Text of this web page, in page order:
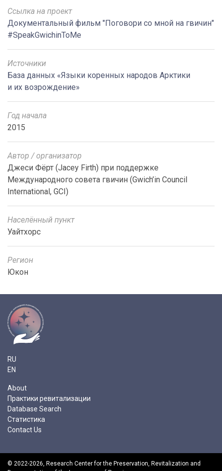
Ссылка на проект
Документальный фильм "Поговори со мной на гвичин"
#SpeakGwichinToMe
Источники
База данных «Языки коренных народов Арктики
и их возрождение»
Год начала
2015
Автор / организатор
Джеси Фёрт (Jacey Firth) при поддержке
Международного совета гвичин (Gwich’in Council
International, GCI)
Населённый пункт
Уайтхорс
Регион
Юкон
RU
EN
About
Практики ревитализации
Database Search
Статистика
Contact Us
© 2022-2026, Research Center for the Preservation, Revitalization and